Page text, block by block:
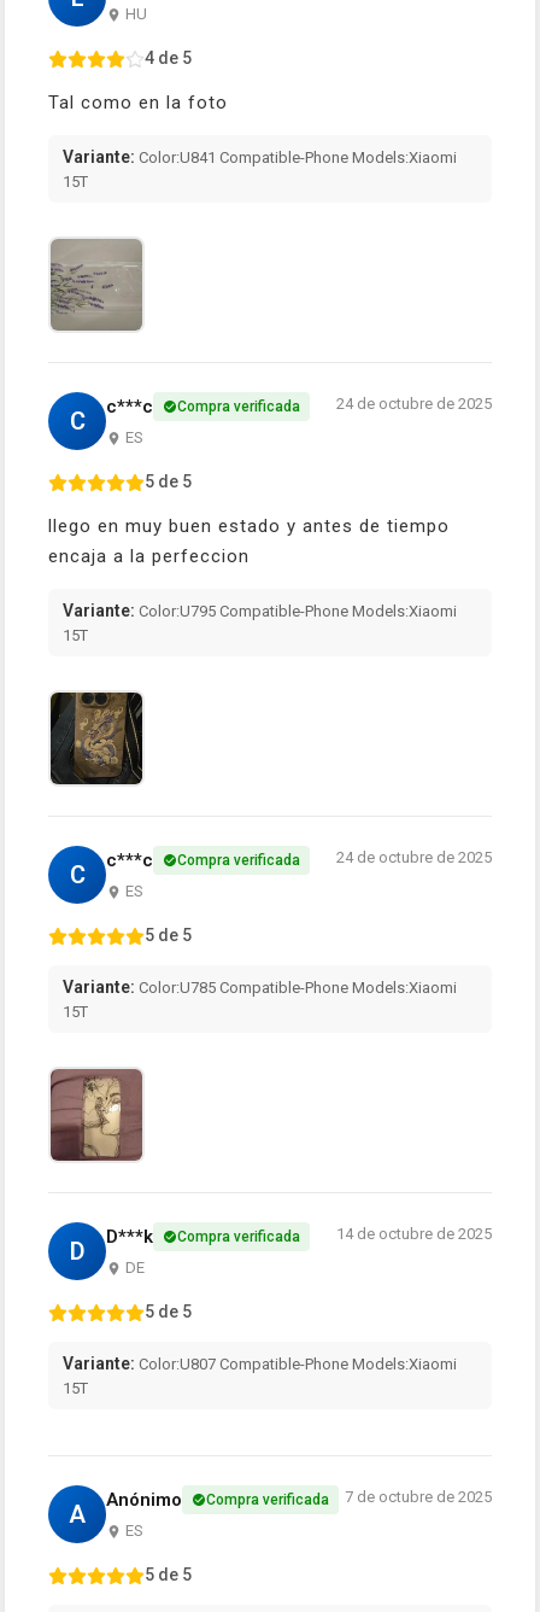
HU
4 de 5
Tal como en la foto
Variante: Color:U841 Compatible-Phone Models:Xiaomi
15T
C c***c Compra verificada
ES
24 de octubre de 2025
5 de 5
llego en muy buen estado y antes de tiempo
encaja a la perfeccion
Variante: Color:U795 Compatible-Phone Models:Xiaomi
15T
C c***c Compra verificada
ES
24 de octubre de 2025
5 de 5
Variante: Color:U785 Compatible-Phone Models:Xiaomi
15T
D D***k Compra verificada
DE
14 de octubre de 2025
5 de 5
Variante: Color:U807 Compatible-Phone Models:Xiaomi
15T
A Anónimo Compra verificada
ES
7 de octubre de 2025
5 de 5